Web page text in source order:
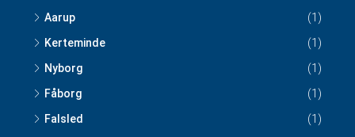
Aarup
(1)
Kerteminde
(1)
Nyborg
(1)
Fåborg
(1)
Falsled
(1)